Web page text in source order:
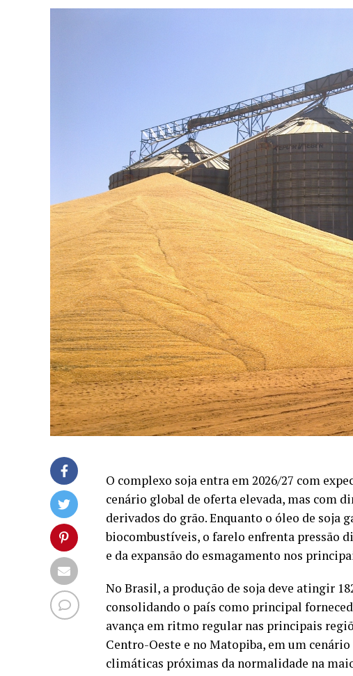
O complexo soja entra em 2026/27 com
cenário global de oferta elevada, mas com
derivados do grão. Enquanto o óleo de soja
biocombustíveis, o farelo enfrenta pressão
e da expansão do esmagamento nos
No Brasil, a produção de soja deve atingir
consolidando o país como principal
avança em ritmo regular nas principais
Centro-Oeste e no Matopiba, em um
climáticas próximas da normalidade na